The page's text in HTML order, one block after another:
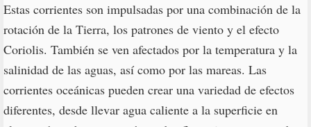
Estas corrientes son impulsadas por una combinación de la
rotación de la Tierra, los patrones de viento y el efecto
Coriolis. También se ven afectados por la temperatura y la
salinidad de las aguas, así como por las mareas. Las
corrientes oceánicas pueden crear una variedad de efectos
diferentes, desde llevar agua caliente a la superficie en